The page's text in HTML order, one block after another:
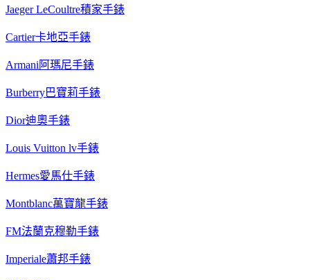
Jaeger LeCoultre積家手錶
Cartier卡地亞手錶
Armani阿瑪尼手錶
Burberry巴寶莉手錶
Dior迪奧手錶
Louis Vuitton lv手錶
Hermes愛馬仕手錶
Montblanc萬寶龍手錶
FM法蘭克穆勒手錶
Imperiale蕭邦手錶